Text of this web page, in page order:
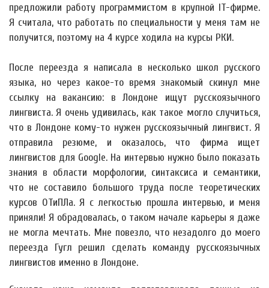
предложили работу программистом в крупной IT-фирме.
Я считала, что работать по специальности у меня там не
получится, поэтому на 4 курсе ходила на курсы РКИ.
После переезда я написала в несколько школ русского
языка, но через какое-то время знакомый скинул мне
ссылку на вакансию: в Лондоне ищут русскоязычного
лингвиста. Я очень удивилась, как такое могло случиться,
что в Лондоне кому-то нужен русскоязычный лингвист. Я
отправила резюме, и оказалось, что фирма ищет
лингвистов для Google. На интервью нужно было показать
знания в области морфологии, синтаксиса и семантики,
что не составило большого труда после теоретических
курсов ОТиПЛа. Я с легкостью прошла интервью, и меня
приняли! Я обрадовалась, о таком начале карьеры я даже
не могла мечтать. Мне повезло, что незадолго до моего
переезда Гугл решил сделать команду русскоязычных
лингвистов именно в Лондоне.